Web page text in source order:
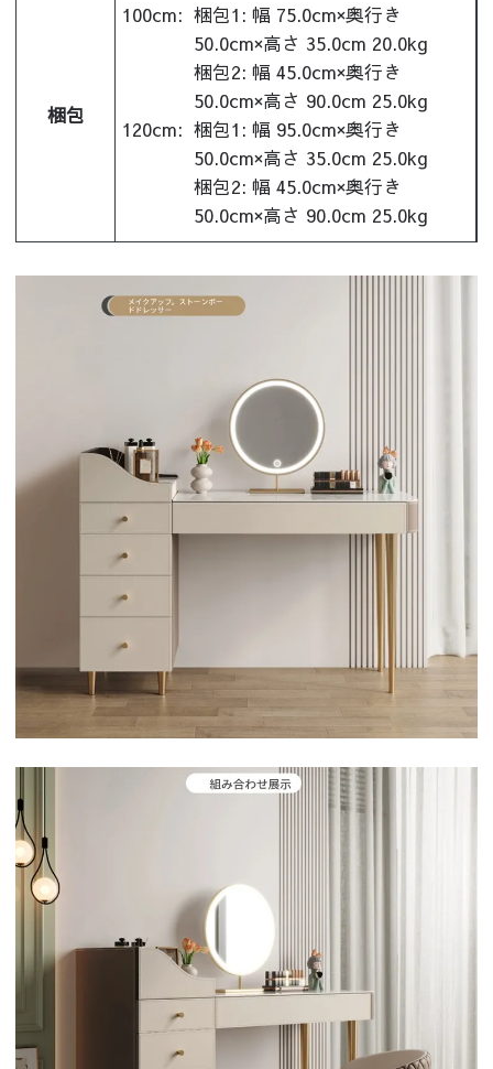
梱包
100cm: 梱包1: 幅 75.0cm×奥行き
50.0cm×高さ 35.0cm 20.0kg
梱包2: 幅 45.0cm×奥行き
50.0cm×高さ 90.0cm 25.0kg
120cm: 梱包1: 幅 95.0cm×奥行き
50.0cm×高さ 35.0cm 25.0kg
梱包2: 幅 45.0cm×奥行き
50.0cm×高さ 90.0cm 25.0kg